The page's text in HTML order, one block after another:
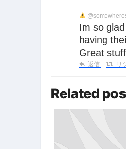
【
イタ
Lake
【賄
フェ
Im so glad that Glaze (which came out a week ago) protected artists (this week) from
having
Great
返信 リ
Related